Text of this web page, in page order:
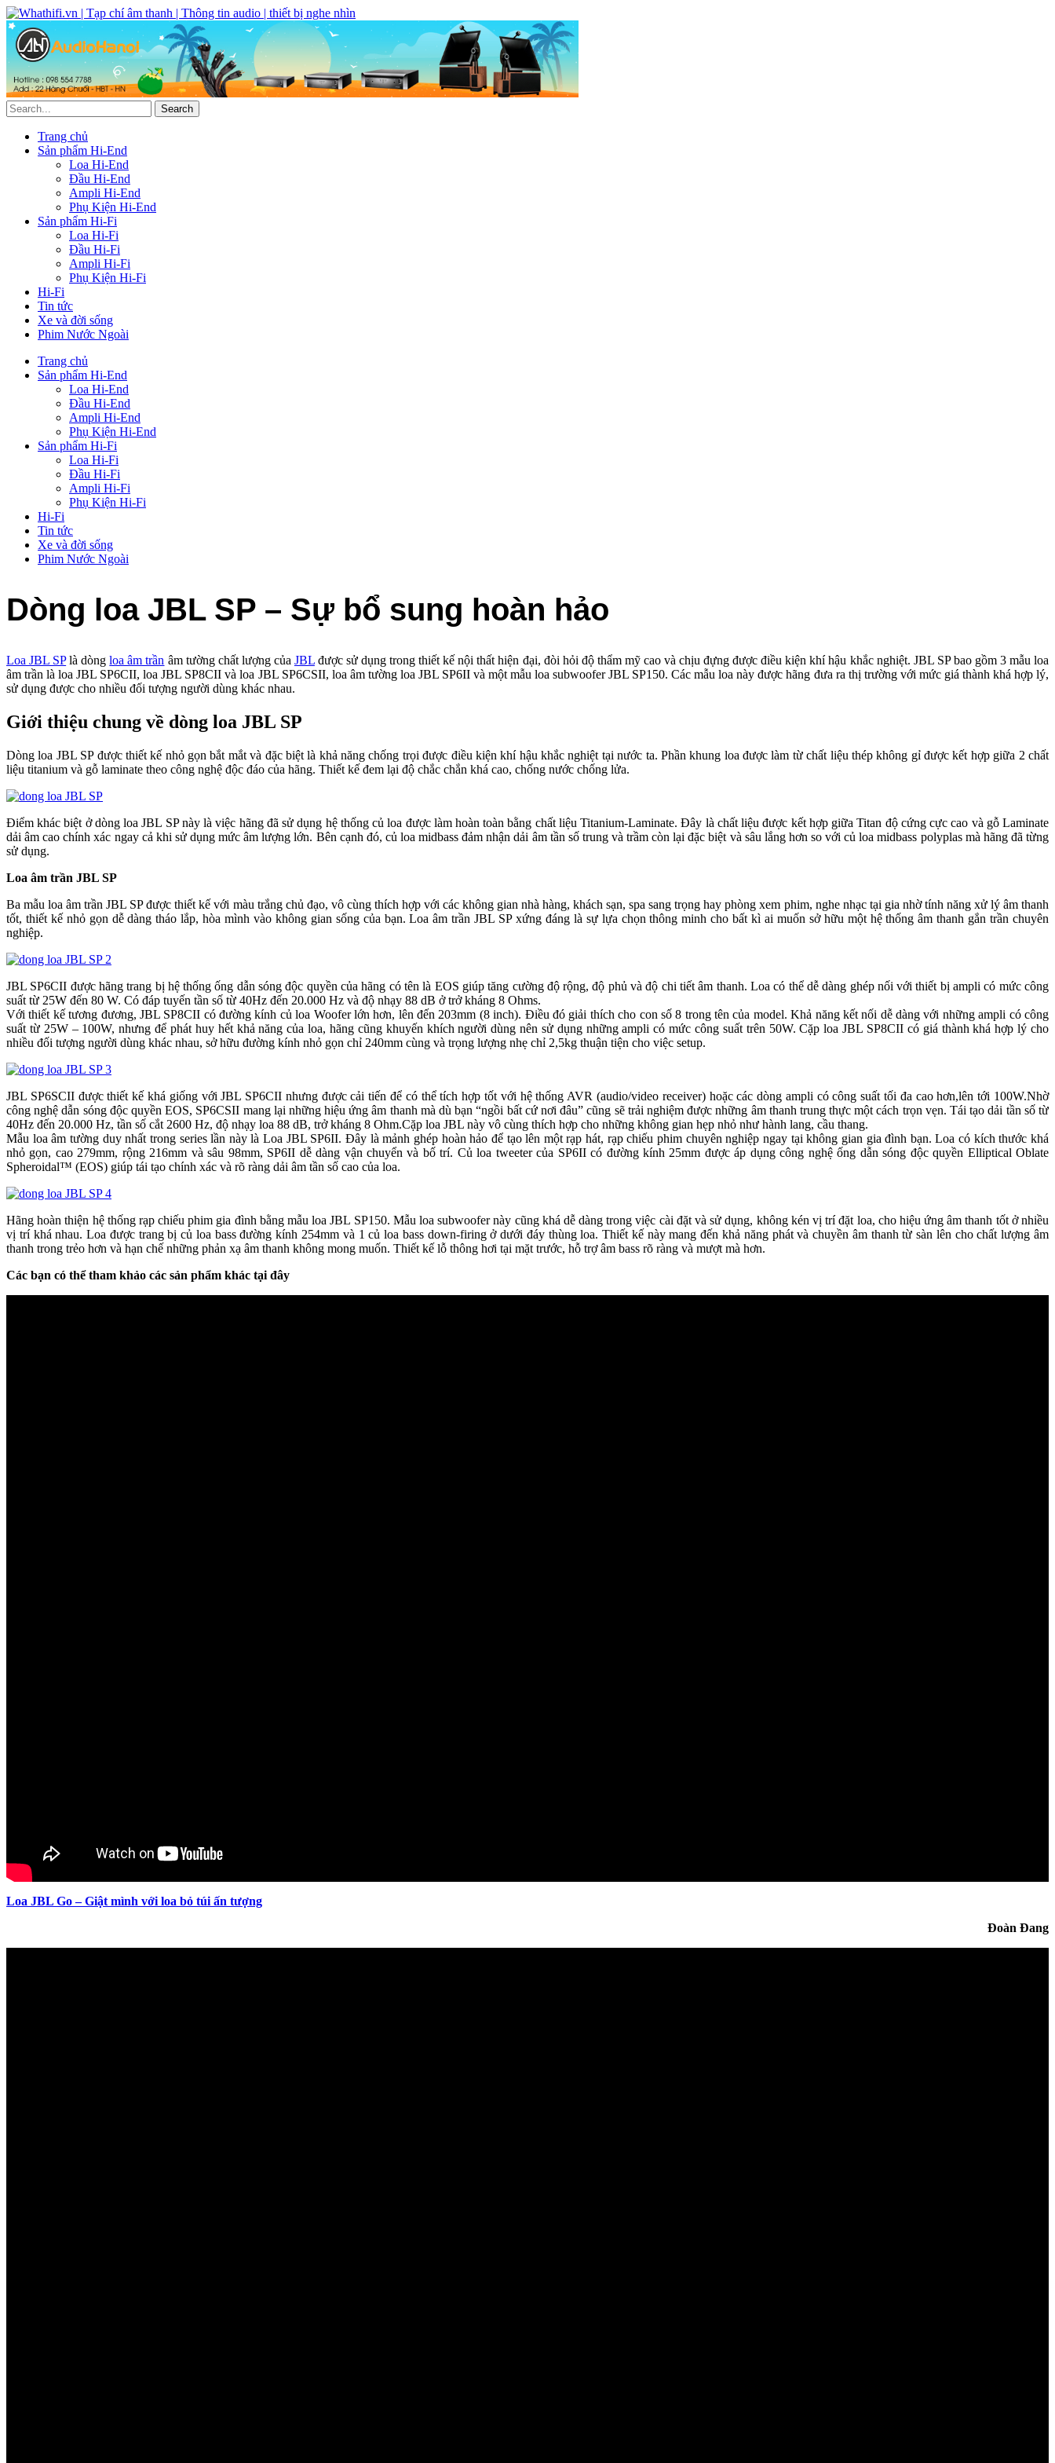
Trang chủ
Sản phẩm Hi-End
Loa Hi-End
Đầu Hi-End
Ampli Hi-End
Phụ Kiện Hi-End
Sản phẩm Hi-Fi
Loa Hi-Fi
Đầu Hi-Fi
Ampli Hi-Fi
Phụ Kiện Hi-Fi
Hi-Fi
Tin tức
Xe và đời sống
Phim Nước Ngoài
Trang chủ
Sản phẩm Hi-End
Loa Hi-End
Đầu Hi-End
Ampli Hi-End
Phụ Kiện Hi-End
Sản phẩm Hi-Fi
Loa Hi-Fi
Đầu Hi-Fi
Ampli Hi-Fi
Phụ Kiện Hi-Fi
Hi-Fi
Tin tức
Xe và đời sống
Phim Nước Ngoài
Dòng loa JBL SP – Sự bổ sung hoàn hảo
Loa JBL SPlà dòngloa âm trần âm tường chất lượng của JBLđược sử dụng trong thiết kế nội thất hiện đại, đòi hỏi độ thẩm mỹ cao và chịu đựng được điều kiện khí hậu khắc nghiệt. JBL SP bao gồm 3 mẫu loa
âm trần là loa JBL SP6CII, loa JBL SP8CII và loa JBL SP6CSII, loa âm tường loa JBL SP6II và một mẫu loa subwoofer JBL SP150. Các mẫu loa này được hãng đưa ra thị trường với mức giá thành khá hợp lý,
sử dụng được cho nhiều đối tượng người dùng khác nhau.
Giới thiệu chung về dòng loa JBL SP
Dòng loa JBL SP được thiết kế nhỏ gọn bắt mắt và đặc biệt là khả năng chống trọi được điều kiện khí hậu khắc nghiệt tại nước ta. Phần khung loa được làm từ chất liệu thép không gỉ được kết hợp giữa 2 chất
liệu titanium và gỗ laminate theo công nghệ độc đáo của hãng. Thiết kế đem lại độ chắc chắn khá cao, chống nước chống lửa.
Điểm khác biệt ở dòng loa JBL SP này là việc hãng đã sử dụng hệ thống củ loa được làm hoàn toàn bằng chất liệu Titanium-Laminate. Đây là chất liệu được kết hợp giữa Titan độ cứng cực cao và gỗ Laminate
dải âm cao chính xác ngay cả khi sử dụng mức âm lượng lớn. Bên cạnh đó, củ loa midbass đảm nhận dải âm tần số trung và trầm còn lại đặc biệt và sâu lắng hơn so với củ loa midbass polyplas mà hãng đã từng
sử dụng.
Loa âm trần JBL SP
Ba mẫu loa âm trần JBL SP được thiết kế với màu trắng chủ đạo, vô cùng thích hợp với các không gian nhà hàng, khách sạn, spa sang trọng hay phòng xem phim, nghe nhạc tại gia nhờ tính năng xử lý âm thanh
tốt, thiết kế nhỏ gọn dễ dàng tháo lắp, hòa mình vào không gian sống của bạn. Loa âm trần JBL SP xứng đáng là sự lựa chọn thông minh cho bất kì ai muốn sở hữu một hệ thống âm thanh gắn trần chuyên
nghiệp.
JBL SP6CII được hãng trang bị hệ thống ống dẫn sóng độc quyền của hãng có tên là EOS giúp tăng cường độ rộng, độ phủ và độ chi tiết âm thanh. Loa có thể dễ dàng ghép nối với thiết bị ampli có mức công
suất từ 25W đến 80 W. Có đáp tuyến tần số từ 40Hz đến 20.000 Hz và độ nhạy 88 dB ở trở kháng 8 Ohms.
Với thiết kế tương đương, JBL SP8CII có đường kính củ loa Woofer lớn hơn, lên đến 203mm (8 inch). Điều đó giải thích cho con số 8 trong tên của model. Khả năng kết nối dễ dàng với những ampli có công
suất từ 25W – 100W, nhưng để phát huy hết khả năng của loa, hãng cũng khuyến khích người dùng nên sử dụng những ampli có mức công suất trên 50W. Cặp loa JBL SP8CII có giá thành khá hợp lý cho
nhiều đối tượng người dùng khác nhau, sở hữu đường kính nhỏ gọn chỉ 240mm cùng và trọng lượng nhẹ chỉ 2,5kg thuận tiện cho việc setup.
JBL SP6SCII được thiết kế khá giống với JBL SP6CII nhưng được cải tiến để có thể tích hợp tốt với hệ thống AVR (audio/video receiver) hoặc các dòng ampli có công suất tối đa cao hơn,lên tới 100W.Nhờ
công nghệ dẫn sóng độc quyền EOS, SP6CSII mang lại những hiệu ứng âm thanh mà dù bạn “ngồi bất cứ nơi đâu” cũng sẽ trải nghiệm được những âm thanh trung thực một cách trọn vẹn. Tái tạo dải tần số từ
40Hz đến 20.000 Hz, tần số cắt 2600 Hz, độ nhạy loa 88 dB, trở kháng 8 Ohm.Cặp loa JBL này vô cùng thích hợp cho những không gian hẹp nhỏ như hành lang, cầu thang.
Mẫu loa âm tường duy nhất trong series lần này là Loa JBL SP6II. Đây là mảnh ghép hoàn hảo để tạo lên một rạp hát, rạp chiếu phim chuyên nghiệp ngay tại không gian gia đình bạn. Loa có kích thước khá
nhỏ gọn, cao 279mm, rộng 216mm và sâu 98mm, SP6II dễ dàng vận chuyển và bố trí. Củ loa tweeter của SP6II có đường kính 25mm được áp dụng công nghệ ống dẫn sóng độc quyền Elliptical Oblate
Spheroidal™ (EOS) giúp tái tạo chính xác và rõ ràng dải âm tần số cao của loa.
Hãng hoàn thiện hệ thống rạp chiếu phim gia đình bằng mẫu loa JBL SP150. Mẫu loa subwoofer này cũng khá dễ dàng trong việc cài đặt và sử dụng, không kén vị trí đặt loa, cho hiệu ứng âm thanh tốt ở nhiều
vị trí khá nhau. Loa được trang bị củ loa bass đường kính 254mm và 1 củ loa bass down-firing ở dưới đáy thùng loa. Thiết kế này mang đến khả năng phát và chuyền âm thanh từ sàn lên cho chất lượng âm
thanh trong trẻo hơn và hạn chế những phản xạ âm thanh không mong muốn. Thiết kế lỗ thông hơi tại mặt trước, hỗ trợ âm bass rõ ràng và mượt mà hơn.
Các bạn có thể tham khảo các sản phẩm khác tại đây
Loa JBL Go – Giật mình với loa bỏ túi ấn tượng
Đoàn Đang